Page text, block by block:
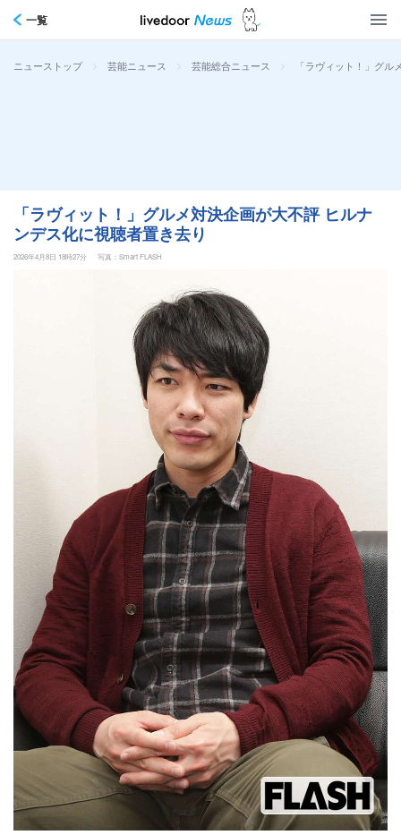
一覧
ニューストップ > 芸能ニュース > 芸能総合ニュース > 「ラヴィット！」グ
「ラヴィット！」グルメ対決企画が大不評 ヒルナ
ンデス化に視聴者置き去り
2026年4月8日 18時27分 写真：Smart FLASH